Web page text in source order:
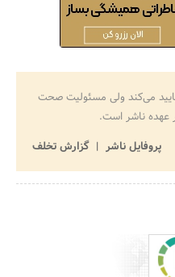
می‌کند ولی مسئولیت صحت
ناشر است.
پروفایل ناشر
گزارش تخلف